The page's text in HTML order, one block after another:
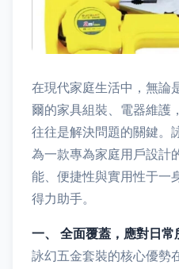
在現代家庭生活中，無論
爾的家具組裝、電器維護
往往是解決問題的關鍵。
為一款專為家庭用戶設計
能、便捷性與實用性于一
得力助手。
一、 全面覆蓋，應對日常
詠幻五金套裝的核心優勢